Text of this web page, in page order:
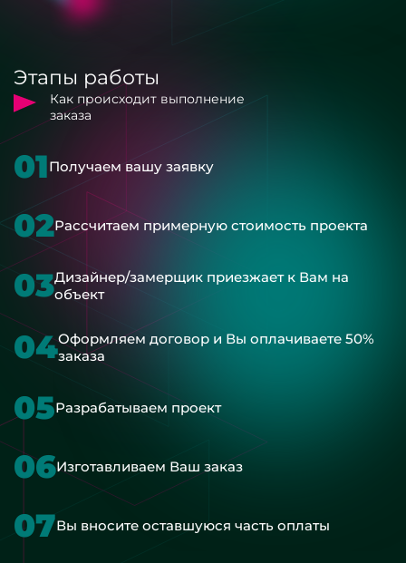
Этапы работы
Как происходит выполнение
заказа
01Получаем вашу заявку
02Рассчитаем примерную стоимость проекта
03Дизайнер/замерщик приезжает к Вам на
объект
04Оформляем договор и Вы оплачиваете 50%
заказа
05Разрабатываем проект
06Изготавливаем Ваш заказ
07Вы вносите оставшуюся часть оплаты